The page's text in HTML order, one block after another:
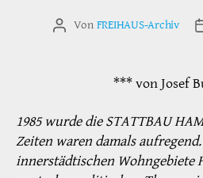
Beitragsautor
Von FREIHAUS-Archiv
*** von Josef
1985 wurde die STATTBAU
Zeiten waren damals
innerstädtischen Wohngebiete